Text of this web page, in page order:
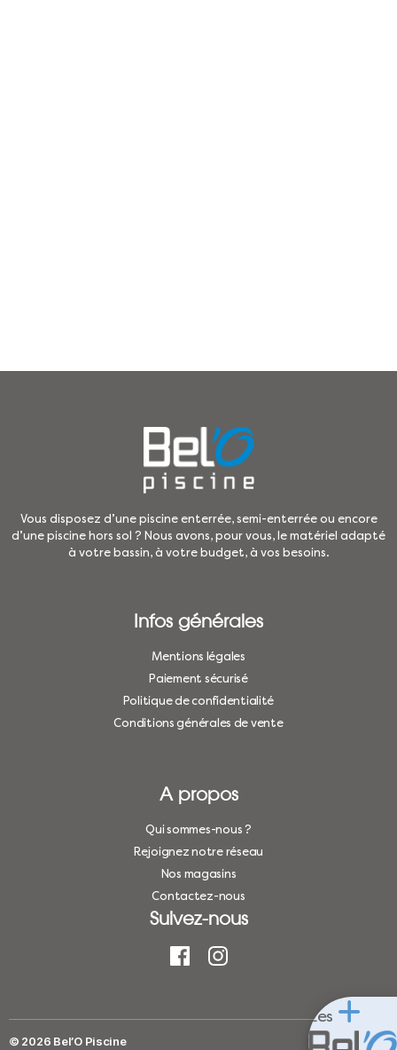
Les
Vous disposez d’une piscine enterrée, semi-enterrée ou encore
d’une piscine hors sol ? Nous avons, pour vous, le matériel adapté
à votre bassin, à votre budget, à vos besoins.
Infos générales
Mentions légales
Paiement sécurisé
Politique de confidentialité
Conditions générales de vente
A propos
Qui sommes-nous ?
Rejoignez notre réseau
Nos magasins
Contactez-nous
Suivez-nous
© 2026 Bel’O Piscine Haut ↑